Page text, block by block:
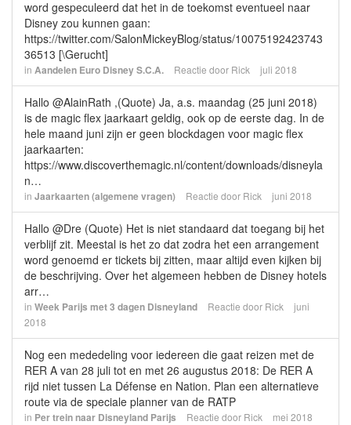
word gespeculeerd dat het in de toekomst eventueel naar
Disney zou kunnen gaan:
https://twitter.com/SalonMickeyBlog/status/10075192423743
36513 [\Gerucht]
in Aandelen Euro Disney S.C.A. Reactie door Rick juli 2018
Hallo @AlainRath ,(Quote) Ja, a.s. maandag (25 juni 2018)
is de magic flex jaarkaart geldig, ook op de eerste dag. In de
hele maand juni zijn er geen blockdagen voor magic flex
jaarkaarten:
https://www.discoverthemagic.nl/content/downloads/disneyla
n…
in Jaarkaarten (algemene vragen) Reactie door Rick juni 2018
Hallo @Dre (Quote) Het is niet standaard dat toegang bij het
verblijf zit. Meestal is het zo dat zodra het een arrangement
word genoemd er tickets bij zitten, maar altijd even kijken bij
de beschrijving. Over het algemeen hebben de Disney hotels
arr…
in Week Parijs met 3 dagen Disneyland Reactie door Rick
juni
2018
Nog een mededeling voor iedereen die gaat reizen met de
RER A van 28 juli tot en met 26 augustus 2018: De RER A
rijd niet tussen La Défense en Nation. Plan een alternatieve
route via de speciale planner van de RATP
in Per trein naar Disneyland Parijs Reactie door Rick mei 2018